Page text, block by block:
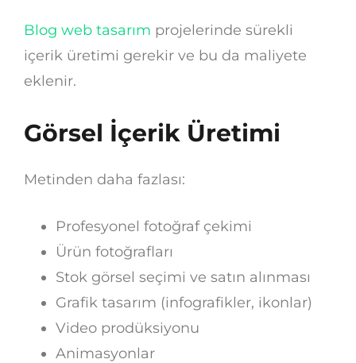
Blog web tasarım projelerinde sürekli
içerik üretimi gerekir ve bu da maliyete
eklenir.
Görsel İçerik Üretimi
Metinden daha fazlası:
Profesyonel fotoğraf çekimi
Ürün fotoğrafları
Stok görsel seçimi ve satın alınması
Grafik tasarım (infografikler, ikonlar)
Video prodüksiyonu
Animasyonlar